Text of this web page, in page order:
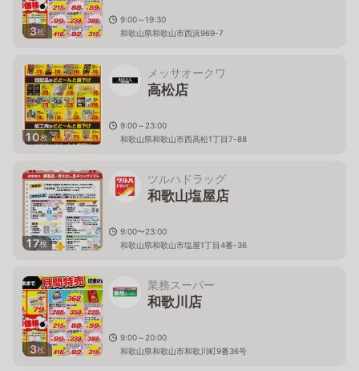
3枚
9:00～19:30
和歌山県和歌山市西浜969-7
10枚
メッサオークワ
高松店
9:00～23:00
和歌山県和歌山市西高松1丁目7-88
17枚
ツルハドラッグ
和歌山塩屋店
9:00〜23:00
和歌山県和歌山市塩屋1丁目4番-36
3枚
業務スーパー
和歌川店
9:00～20:00
和歌山県和歌山市和歌川町9番36号